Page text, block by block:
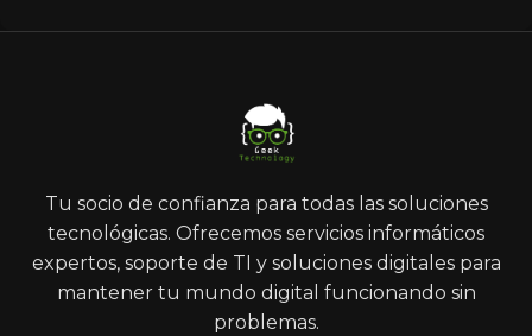
Tu socio de confianza para todas las soluciones
tecnológicas. Ofrecemos servicios informáticos
expertos, soporte de TI y soluciones digitales para
mantener tu mundo digital funcionando sin
problemas.